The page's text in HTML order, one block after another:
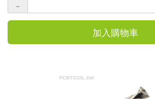
－
加入購物車